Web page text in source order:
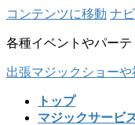
コンテンツに移動 ナ
各種イベントやパー
出張マジックショー
トップ
マジックサービ